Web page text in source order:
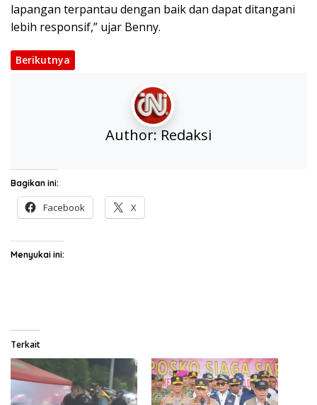
lapangan terpantau dengan baik dan dapat ditangani
lebih responsif,” ujar Benny.
Berikutnya
Author:Redaksi
Bagikan ini:
Facebook X
Menyukai ini:
Terkait